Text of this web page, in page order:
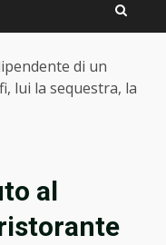
di un
lui la sequestra, la
al